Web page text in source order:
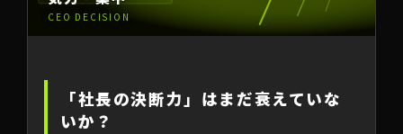
CEO DECISION
「社長の決断力」はまだ衰えていな
いか？